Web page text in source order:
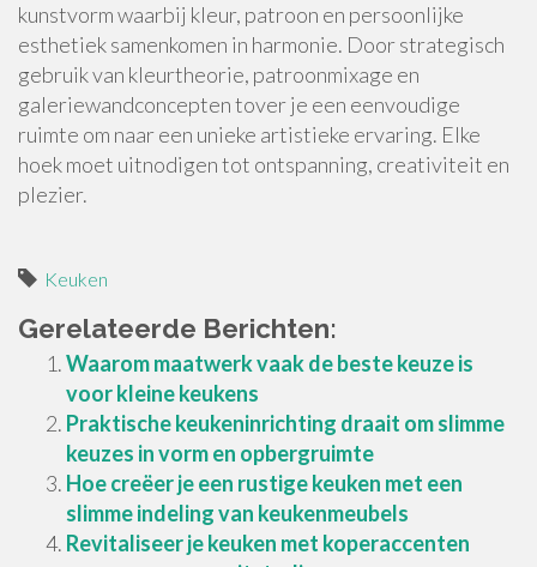
kunstvorm waarbij kleur, patroon en persoonlijke
esthetiek samenkomen in harmonie. Door strategisch
gebruik van kleurtheorie, patroonmixage en
galeriewandconcepten tover je een eenvoudige
ruimte om naar een unieke artistieke ervaring. Elke
hoek moet uitnodigen tot ontspanning, creativiteit en
plezier.
Keuken
Gerelateerde Berichten:
Waarom maatwerk vaak de beste keuze is
voor kleine keukens
Praktische keukeninrichting draait om slimme
keuzes in vorm en opbergruimte
Hoe creëer je een rustige keuken met een
slimme indeling van keukenmeubels
Revitaliseer je keuken met koperaccenten